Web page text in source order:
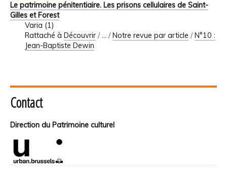
Le patrimoine pénitentiaire. Les prisons cellulaires de Saint-
Gilles et Forest
Varia (1)
Rattaché à Découvrir /… /Notre revue par article /N°10 :
Jean-Baptiste Dewin
Contact
Direction du Patrimoine culturel